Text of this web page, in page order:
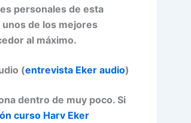
personales de esta
de los mejores
al máximo.
(entrevista Eker audio)
dentro de muy poco. Si
curso Harv Eker